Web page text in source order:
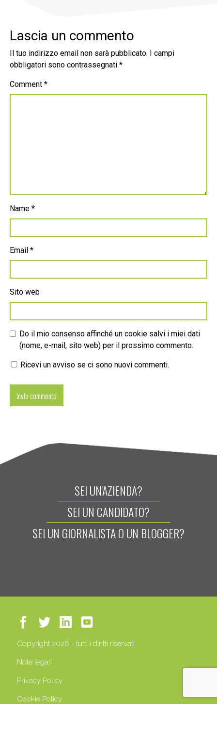
Lascia un commento
Il tuo indirizzo email non sarà pubblicato.
I campi
obbligatori sono contrassegnati *
Comment *
Name *
Email *
Sito web
Do il mio consenso affinché un cookie salvi i miei dati
(nome, e-mail, sito web) per il prossimo commento.
Ricevi un avviso se ci sono nuovi commenti.
SEI UN'AZIENDA?
SEI UN CANDIDATO?
SEI UN GIORNALISTA O UN BLOGGER?
Copyright 2026 - tutti i diritti riservati
Note legali
Privacy Policy
Cookie Policy